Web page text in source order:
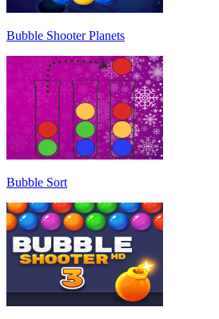
Bubble Shooter Planets
Bubble Sort